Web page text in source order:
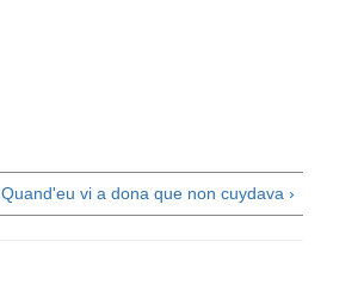
Quand'eu vi a dona que non cuydava ›